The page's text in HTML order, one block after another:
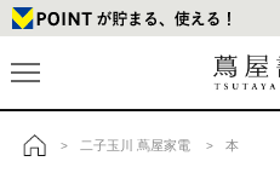
> 二子玉川 蔦屋家電 > 本